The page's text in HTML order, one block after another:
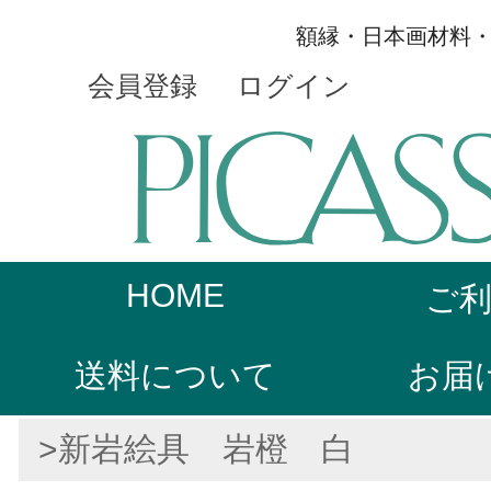
額縁・日本画材料
会員登録 ログイン
HOME ご
送料について お届
>新岩絵具 岩橙 白